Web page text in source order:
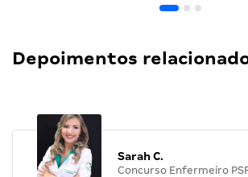
Depoimentos
Sarah C.
Concurso Enfermeiro